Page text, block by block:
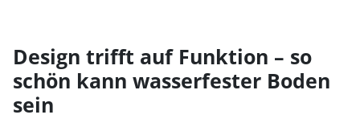
Design trifft auf Funktion – so
schön kann wasserfester Boden
sein